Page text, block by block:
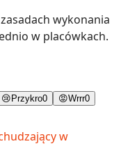
wykonania
w placówkach.
😢 Przykro0 😡Wrrr0